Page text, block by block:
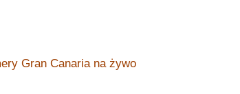
Gran Canaria na żywo